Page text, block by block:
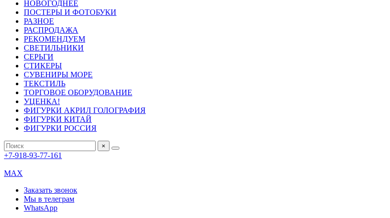
НОВОГОДНЕЕ
ПОСТЕРЫ И ФОТОБУКИ
РАЗНОЕ
РАСПРОДАЖА
РЕКОМЕНДУЕМ
СВЕТИЛЬНИКИ
СЕРЬГИ
СТИКЕРЫ
СУВЕНИРЫ МОРЕ
ТЕКСТИЛЬ
ТОРГОВОЕ ОБОРУДОВАНИЕ
УЦЕНКА!
ФИГУРКИ АКРИЛ ГОЛОГРАФИЯ
ФИГУРКИ КИТАЙ
ФИГУРКИ РОССИЯ
×
+7-918-93-77-161
MAX
Заказать звонок
Мы в телеграм
WhatsApp